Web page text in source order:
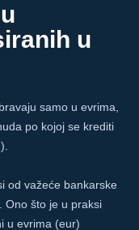
u
samo u evrima,
po kojoj se krediti
od važeće bankarske
Ono što je u praksi
u evrima (eur)